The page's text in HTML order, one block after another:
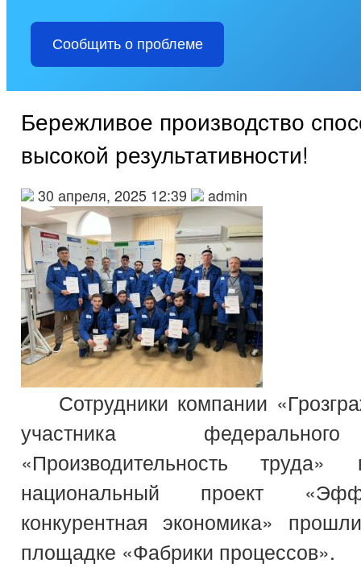
Сообщить о проблеме
Бережливое производство
высокой результативности!
30 апреля, 2025 12:39 admin
Сотрудники компании
участника
«Производительность
национальный проект
конкурентная экономика»
площадке «Фабрики процессов».